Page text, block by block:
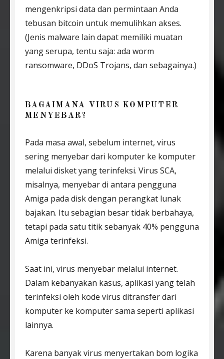
mengenkripsi data dan permintaan Anda
tebusan bitcoin untuk memulihkan akses.
(Jenis malware lain dapat memiliki muatan
yang serupa, tentu saja: ada worm
ransomware, DDoS Trojans, dan sebagainya.)
BAGAIMANA VIRUS KOMPUTER
MENYEBAR?
Pada masa awal, sebelum internet, virus
sering menyebar dari komputer ke komputer
melalui disket yang terinfeksi. Virus SCA,
misalnya, menyebar di antara pengguna
Amiga pada disk dengan perangkat lunak
bajakan. Itu sebagian besar tidak berbahaya,
tetapi pada satu titik sebanyak 40% pengguna
Amiga terinfeksi.
Saat ini, virus menyebar melalui internet.
Dalam kebanyakan kasus, aplikasi yang telah
terinfeksi oleh kode virus ditransfer dari
komputer ke komputer sama seperti aplikasi
lainnya.
Karena banyak virus menyertakan bom logika